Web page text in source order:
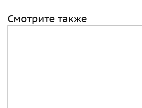
Смотрите также